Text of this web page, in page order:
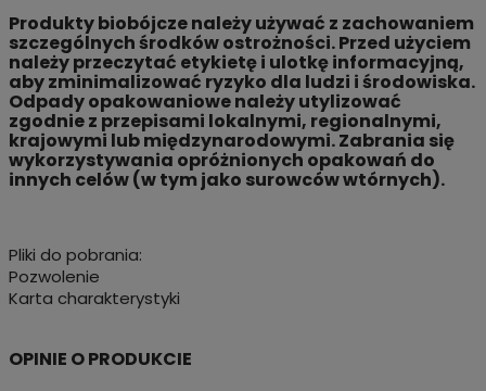
Produkty biobójcze należy używać z zachowaniem
szczególnych środków ostrożności. Przed użyciem
należy przeczytać etykietę i ulotkę informacyjną,
aby zminimalizować ryzyko dla ludzi i środowiska.
Odpady opakowaniowe należy utylizować
zgodnie z przepisami lokalnymi, regionalnymi,
krajowymi lub międzynarodowymi. Zabrania się
wykorzystywania opróżnionych opakowań do
innych celów (w tym jako surowców wtórnych).
Pliki do pobrania:
Pozwolenie
Karta charakterystyki